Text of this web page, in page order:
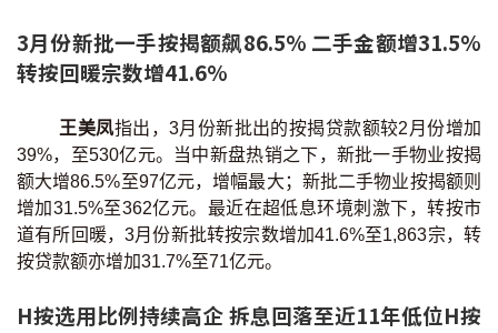
3月份新批一手按揭额飙86.5% 二手金额增31.5%
转按回暖宗数增41.6%
王美凤指出，3月份新批出的按揭贷款额较2月份增加
39%，至530亿元。当中新盘热销之下，新批一手物业按揭
额大增86.5%至97亿元，增幅最大；新批二手物业按揭额则
增加31.5%至362亿元。最近在超低息环境刺激下，转按市
道有所回暖，3月份新批转按宗数增加41.6%至1,863宗，转
按贷款额亦增加31.7%至71亿元。
H按选用比例持续高企 拆息回落至近11年低位H按